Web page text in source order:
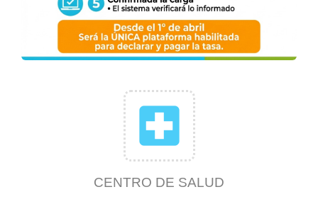
local_hospital
CENTRO DE SALUD